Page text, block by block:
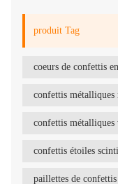
produit Tag
coeurs de confettis
confettis métalliques
confettis métalliques
confettis étoiles
paillettes de confettis